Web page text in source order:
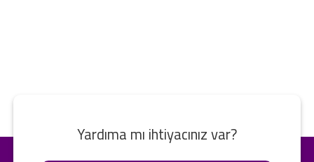
Yardıma mı ihtiyacınız var?